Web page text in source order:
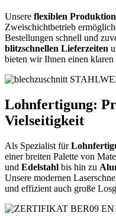
Unsere flexiblen
Zweischichtbetrieb
Bestellungen schnell und
blitzschnellen Lieferzeiten
bieten wir Ihnen einen
Lohnfertigung:
Vielseitigkeit
Als Spezialist für
einer breiten Palette von
und Edelstahl bis hin zu
Unsere modernen
und effizient auch große